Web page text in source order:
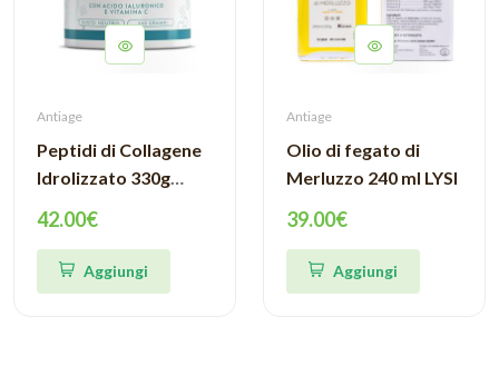
Antiage
Peptidi di Collagene
Idrolizzato 330g
42.00€
Aggiungi
Antiage
Olio di fegato di
Merluzzo 240 ml LYSI
39.00€
Aggiungi